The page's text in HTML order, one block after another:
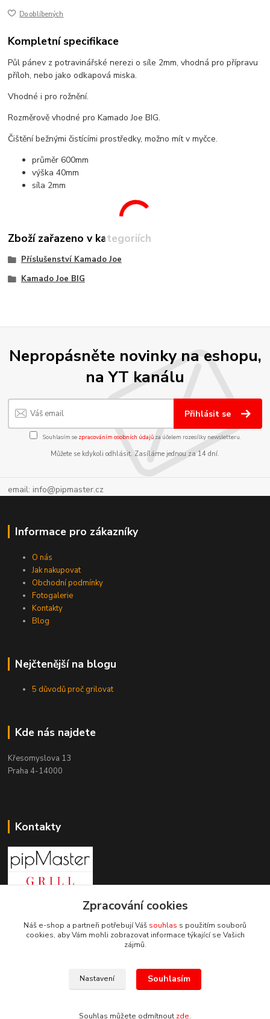
Do oblíbených
Kompletní specifikace
Půl pánev z potravinářské nerezi o síle 2mm, vhodná pro přípravu
příloh, nebo jako odkapová miska.
Vhodné i pro rožnění.
Rozměrově vhodné pro Kamado Joe BIG.
Čištění bežnými čistícími prostředky, možno mít v myčce.
průměr 600mm
výška 40mm
síla 2mm
Zboží zařazeno v kategoriích
Příslušenství Kamado Joe
Kamado Joe BIG
Nepropásněte novinky na eshopu,
na YT kanálu
Přihlásit se
Souhlasím se zpracováním osobních údajůza účelem rozesílky newsletteru.
Můžete se kdykoli odhlásit. Zasíláme jednou za 14 dní.
email: info@pipmaster.cz
Informace pro zákazníky
O nás
Jak nakupovat
Obchodní podmínky
Fotogalerie
Kontakty
Blog
Nejčtenější na blogu
5 důvodů proč grilovat
Kde nás najdete
Křesomyslova 13
Praha 4-14000
Kontakty
+420 603 197 240
info@pipmaster.cz
Zpracování cookies
Náš e-shop a partneři potřebují Váš souhlas s použitím souborů
cookies, aby Vám mohli zobrazovat informace týkající se Vašich
zájmů.
Nastavení Souhlasím
Souhlas můžete odmítnout zde.